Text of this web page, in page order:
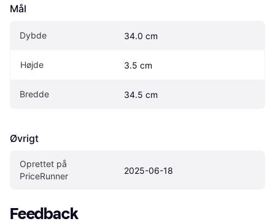
Mål
Dybde 34.0 cm
Højde 3.5 cm
Bredde 34.5 cm
Øvrigt
Oprettet på
PriceRunner
2025-06-18
Feedback